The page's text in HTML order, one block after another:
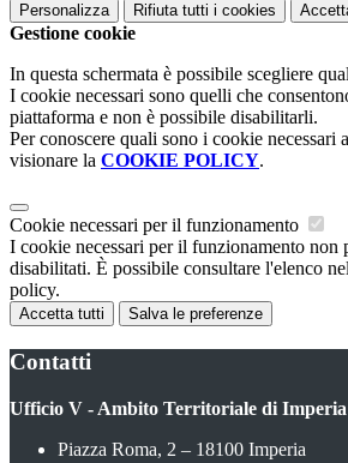
Personalizza Rifiuta tutti i cookies
Gestione cookie
In questa schermata è possibile scegliere
I cookie necessari sono quelli che
piattaforma e non è possibile disabilitarli.
Per conoscere quali sono i cookie necessari
visionare la COOKIE POLICY.
Cookie necessari per il funzionamento
I cookie necessari per il funzionamento non
disabilitati. È possibile consultare l'elenco
policy.
Accetta tutti Salva le preferenze
Contatti
Ufficio V - Ambito Territoriale di Imperia
Piazza Roma, 2 – 18100 Imperia